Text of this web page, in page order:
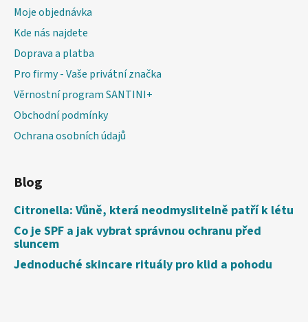
Moje objednávka
Kde nás najdete
Doprava a platba
Pro firmy - Vaše privátní značka
Věrnostní program SANTINI+
Obchodní podmínky
Ochrana osobních údajů
Blog
Citronella: Vůně, která neodmyslitelně patří k létu
Co je SPF a jak vybrat správnou ochranu před
sluncem
Jednoduché skincare rituály pro klid a pohodu